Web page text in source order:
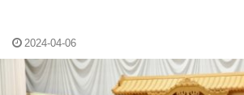
2024-04-06